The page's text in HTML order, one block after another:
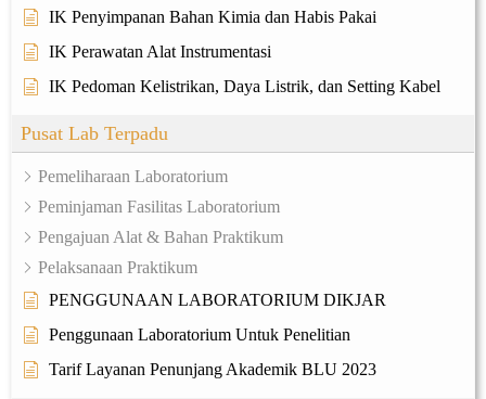
IK Penyimpanan Bahan Kimia dan Habis Pakai
IK Perawatan Alat Instrumentasi
IK Pedoman Kelistrikan, Daya Listrik, dan Setting Kabel
Pusat Lab Terpadu
Pemeliharaan Laboratorium
Peminjaman Fasilitas Laboratorium
Pengajuan Alat & Bahan Praktikum
Pelaksanaan Praktikum
PENGGUNAAN LABORATORIUM DIKJAR
Penggunaan Laboratorium Untuk Penelitian
Tarif Layanan Penunjang Akademik BLU 2023